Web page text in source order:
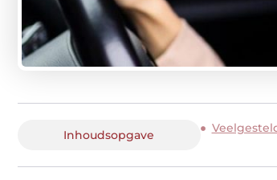
Inhoudsopgave